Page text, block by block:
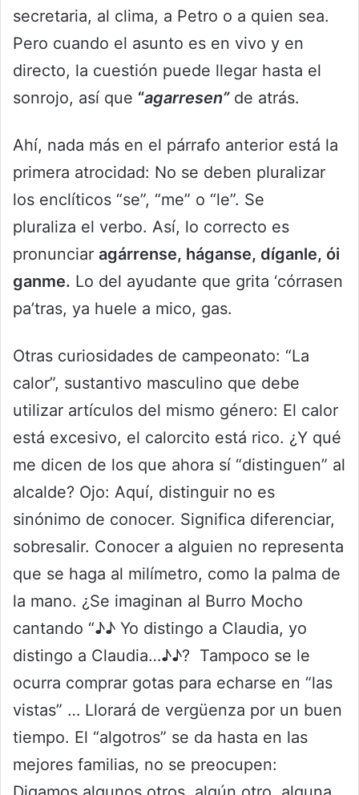
secretaria, al clima, a Petro o a quien sea.
Pero cuando el asunto es en vivo y en
directo, la cuestión puede llegar hasta el
sonrojo, así que “agarresen”de atrás.
Ahí, nada más en el párrafo anterior está la
primera atrocidad: No se deben pluralizar
los enclíticos “se”, “me” o “le”. Se
pluraliza el verbo. Así, lo correcto es
pronunciar agárrense, háganse, díganle, ói
ganme. Lo del ayudante que grita ‘córrasen
pa’tras, ya huele a mico, gas.
Otras curiosidades de campeonato: “La
calor”, sustantivo masculino que debe
utilizar artículos del mismo género: El calor
está excesivo, el calorcito está rico. ¿Y qué
me dicen de los que ahora sí “distinguen” al
alcalde? Ojo: Aquí, distinguir no es
sinónimo de conocer. Significa diferenciar,
sobresalir. Conocer a alguien no representa
que se haga al milímetro, como la palma de
la mano. ¿Se imaginan al Burro Mocho
cantando “♪♪ Yo distingo a Claudia, yo
distingo a Claudia…♪♪? Tampoco se le
ocurra comprar gotas para echarse en “las
vistas” … Llorará de vergüenza por un buen
tiempo. El “algotros” se da hasta en las
mejores familias, no se preocupen: